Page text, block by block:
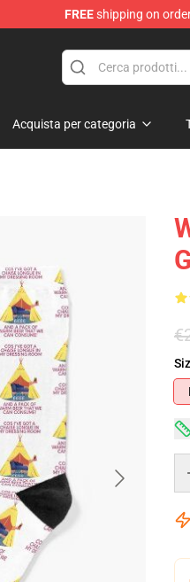
FREEshipping on
Acquista per categoria